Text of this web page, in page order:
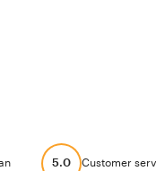
5.0 Customer